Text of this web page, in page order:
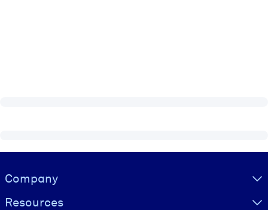
Visually hidden Text
Company
Resources